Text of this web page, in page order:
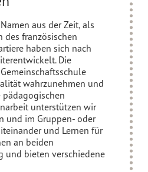
aus der Zeit, als
französischen
haben sich nach
Die
wahrzunehmen und
unterstützen wir
und im Gruppen- oder
und Lernen für
an beiden
und bieten verschiedene